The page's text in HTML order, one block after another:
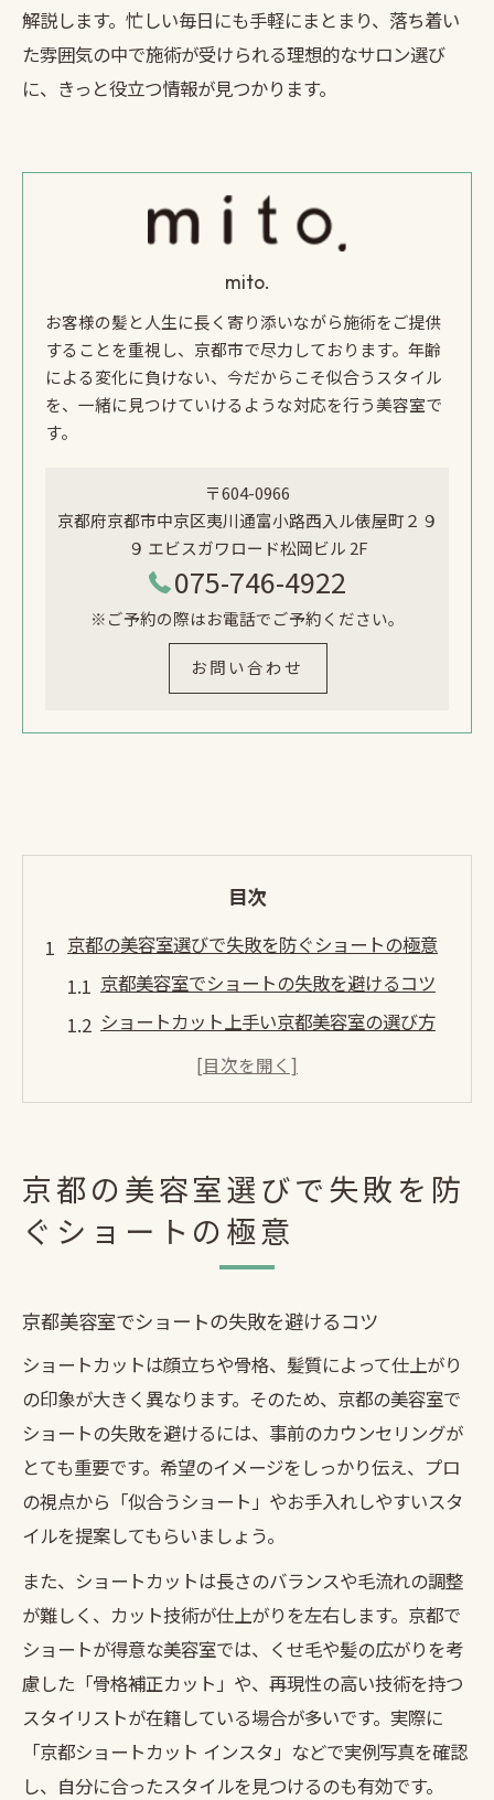
解説します。忙しい毎日にも手軽にまとまり、落ち着い
た雰囲気の中で施術が受けられる理想的なサロン選び
に、きっと役立つ情報が見つかります。
mito.
お客様の髪と人生に長く寄り添いながら施術をご提供
することを重視し、京都市で尽力しております。年齢
による変化に負けない、今だからこそ似合うスタイル
を、一緒に見つけていけるような対応を行う美容室で
す。
〒604-0966
京都府京都市中京区夷川通富小路西入ル俵屋町２９
９ エビスガワロード松岡ビル 2F
075-746-4922
※ご予約の際はお電話でご予約ください。
お問い合わせ
目次
京都の美容室選びで失敗を防ぐショートの極意
京都美容室でショートの失敗を避けるコツ
ショートカット上手い京都美容室の選び方
京都でショートが得意なサロンの特徴紹介
美容室選びで京都ショートの満足度を高め
京都美容院カット上手な店を見極めるポイ
ント
ショートカットが得意な京都美容室の特徴とは
ショートに強い京都美容室の見分け方
京都でショートカット上手い美容院の秘密
ショートカット専門店ならではの京都美容
室体験
京都ショートカットインスタで探すポイン
ト
くせ毛も安心できる京都ショートカットの秘訣
京都美容室でくせ毛に強いショートの提案
ショートカット上手い京都美容院のくせ毛
対策
くせ毛でもまとまる京都ショートカットの
工夫
京都美容室で叶えるショートの再現性
京都の美容室選びで失敗を防
ぐショートの極意
京都美容室でショートの失敗を避けるコツ
ショートカットは顔立ちや骨格、髪質によって仕上がり
の印象が大きく異なります。そのため、京都の美容室で
ショートの失敗を避けるには、事前のカウンセリングが
とても重要です。希望のイメージをしっかり伝え、プロ
の視点から「似合うショート」やお手入れしやすいスタ
イルを提案してもらいましょう。
また、ショートカットは長さのバランスや毛流れの調整
が難しく、カット技術が仕上がりを左右します。京都で
ショートが得意な美容室では、くせ毛や髪の広がりを考
慮した「骨格補正カット」や、再現性の高い技術を持つ
スタイリストが在籍している場合が多いです。実際に
「京都ショートカット インスタ」などで実例写真を確認
し、自分に合ったスタイルを見つけるのも有効です。